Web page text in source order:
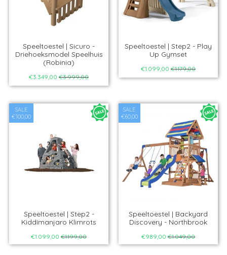
Speeltoestel | Sicuro -
Driehoeksmodel Speelhuis
(Robinia)
€3.349,00 €3.999,00
Speeltoestel | Step2 - Play
Up Gymset
€1.099,00 €1.179,00
SALE
€100,00
Speeltoestel | Step2 -
Kiddimanjaro Klimrots
€1.099,00 €1.199,00
SALE
€60,00
Speeltoestel | Backyard
Discovery - Northbrook
€989,00 €1.049,00